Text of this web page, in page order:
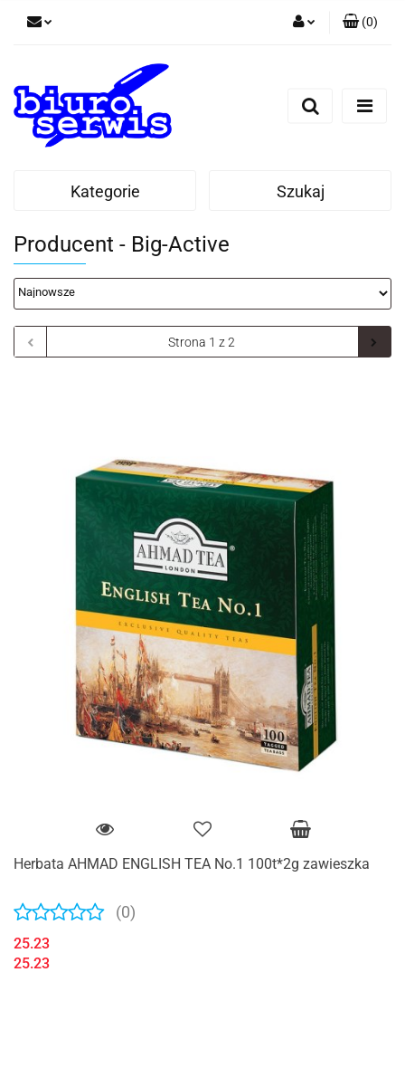
Zarejestruj się
(0)
Kategorie Szukaj
Producent - Big-Active
Herbata AHMAD ENGLISH TEA No.1 100t*2g zawieszka
(0)
25.23
25.23